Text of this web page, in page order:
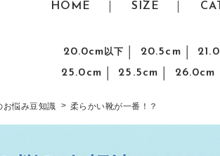
HOME SIZE
20.0cm以下 20.5cm
25.0cm
25.5cm 26.0cm
お悩み豆知識 柔らかい靴が一番！？